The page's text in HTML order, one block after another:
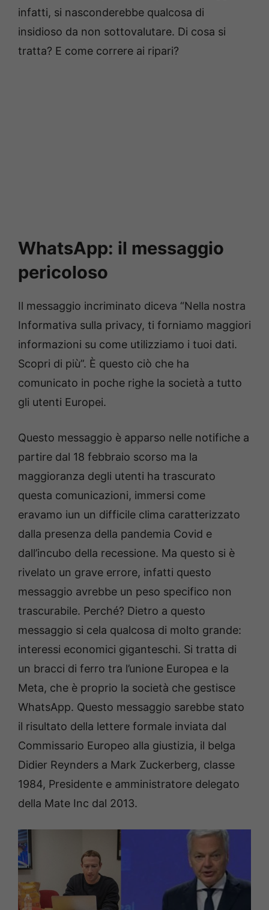
infatti, si nasconderebbe qualcosa di
insidioso da non sottovalutare. Di cosa si
tratta? E come correre ai ripari?
WhatsApp: il messaggio
pericoloso
Il messaggio incriminato diceva “Nella nostra
Informativa sulla privacy, ti forniamo maggiori
informazioni su come utilizziamo i tuoi dati.
Scopri di più”. È questo ciò che ha
comunicato in poche righe la società a tutto
gli utenti Europei.
Questo messaggio è apparso nelle notifiche a
partire dal 18 febbraio scorso ma la
maggioranza degli utenti ha trascurato
questa comunicazioni, immersi come
eravamo iun un difficile clima caratterizzato
dalla presenza della pandemia Covid e
dall’incubo della recessione. Ma questo si è
rivelato un grave errore, infatti questo
messaggio avrebbe un peso specifico non
trascurabile. Perché? Dietro a questo
messaggio si cela qualcosa di molto grande:
interessi economici giganteschi. Si tratta di
un bracci di ferro tra l’unione Europea e la
Meta, che è proprio la società che gestisce
WhatsApp. Questo messaggio sarebbe stato
il risultato della lettere formale inviata dal
Commissario Europeo alla giustizia, il belga
Didier Reynders a Mark Zuckerberg, classe
1984, Presidente e amministratore delegato
della Mate Inc dal 2013.